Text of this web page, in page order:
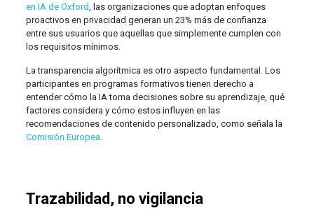
en IA de Oxford, las organizaciones que adoptan enfoques
proactivos en privacidad generan un 23% más de confianza
entre sus usuarios que aquellas que simplemente cumplen con
los requisitos mínimos.
La transparencia algorítmica es otro aspecto fundamental. Los
participantes en programas formativos tienen derecho a
entender cómo la IA toma decisiones sobre su aprendizaje, qué
factores considera y cómo estos influyen en las
recomendaciones de contenido personalizado, como señala la
Comisión Europea.
Trazabilidad, no vigilancia